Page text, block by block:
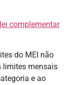
complementar
do MEI não
limites mensais
e ao